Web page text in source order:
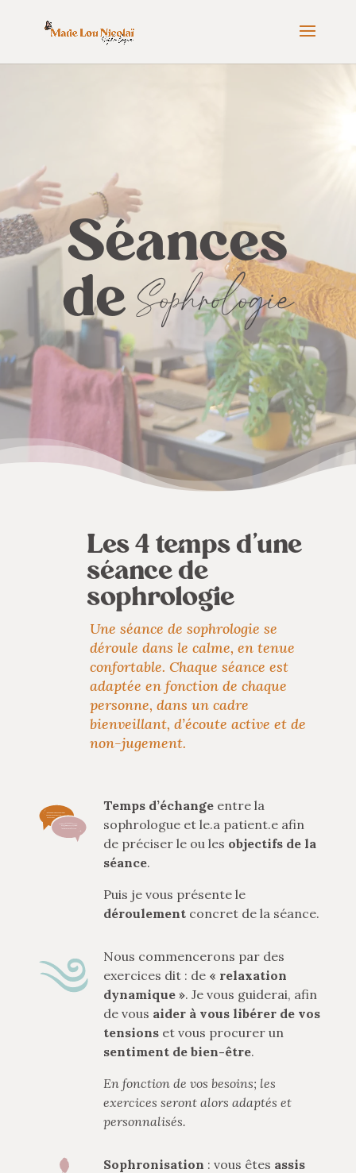
Séances
deSophrologie
Les 4 temps d’une
séance de
sophrologie
Une séance de sophrologie se
déroule dans le calme, en tenue
confortable. Chaque séance est
adaptée en fonction de chaque
personne, dans un cadre
bienveillant, d’écoute active et de
non-jugement.
Temps d’échangeentre la
sophrologue et le.a patient.e afin
de préciser le ou les objectifs de la
séance.
Puis je vous présente le
déroulementconcret de la séance.
Nous commencerons par des
exercices dit : de « relaxation
dynamique ». Je vous guiderai, afin
de vous aider à vous libérer de vos
tensionset vous procurer un
sentiment de bien-être.
En fonction de vos besoins; les
exercices seront alors adaptés et
personnalisés.
Sophronisation : vous êtes assis